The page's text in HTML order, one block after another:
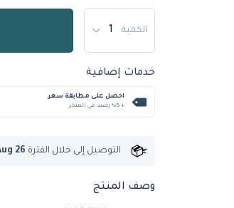
الكمية
خدمات إضافية
احصل على مطابقة سعر
+ %5 رصيد في المتجر
التوصيل إلى خلال الفترة 26
وصف المنتج